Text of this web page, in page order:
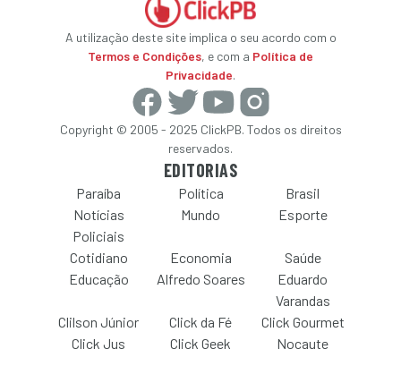
A utilização deste site implica o seu acordo com o
Termos e Condições, e com a Política de
Privacidade.
Copyright © 2005 - 2025 ClickPB. Todos os direitos
reservados.
EDITORIAS
Paraíba Política
Brasil
Notícias
Policiais
Mundo Esporte
Cotidiano Economia
Saúde
Educação
Alfredo Soares
Eduardo
Varandas
Clilson Júnior
Click da Fé
Click Gourmet
Click Jus
Click Geek Nocaute